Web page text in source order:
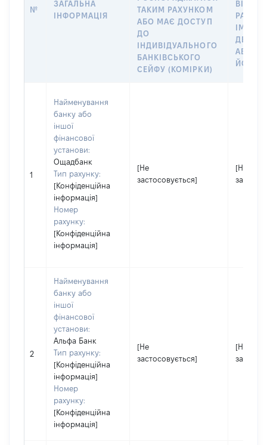
№
ЗАГАЛЬНА
ІНФОРМАЦІЯ
ТАКИМ РАХУНКОМ
АБО МАЄ ДОСТУП
ДО
ІНДИВІДУАЛЬНОГО
БАНКІВСЬКОГО
СЕЙФУ (КОМІРКИ)
ІМ’Я
АБО
ЙОГО
1
Найменування
банку або
іншої
фінансової
установи:
Ощадбанк
Тип рахунку:
[Конфіденційна
інформація]
Номер
рахунку:
[Конфіденційна
інформація]
[Не
застосовується]
[Не
2
Найменування
банку або
іншої
фінансової
установи:
Альфа Банк
Тип рахунку:
[Конфіденційна
інформація]
Номер
рахунку:
[Конфіденційна
інформація]
[Не
застосовується]
[Не